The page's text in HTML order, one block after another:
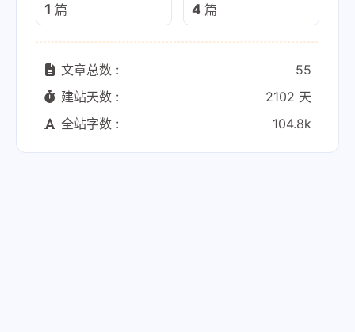
1 篇 4 篇
文章总数 :
55
建站天数 :
2102 天
全站字数 :
104.8k